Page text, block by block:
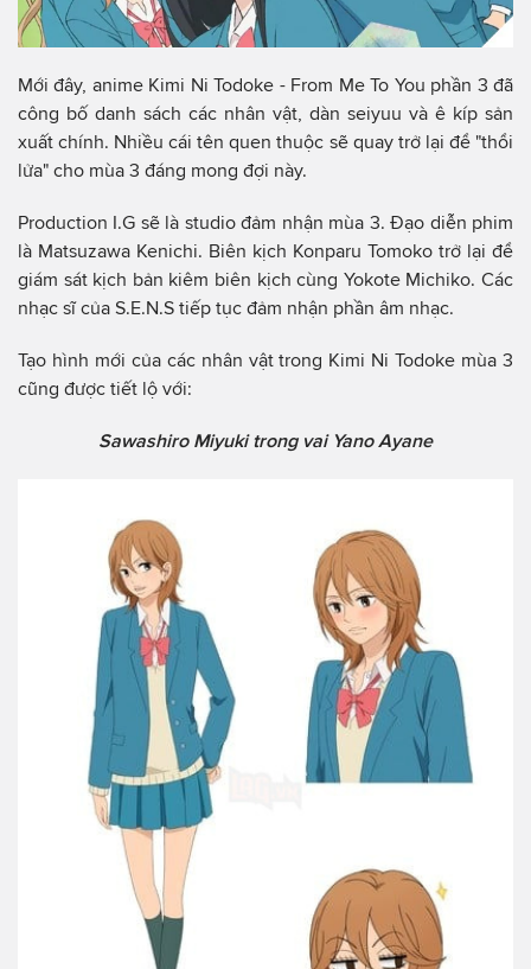
Mới đây, anime Kimi Ni Todoke - From Me To You phần 3 đã
công bố danh sách các nhân vật, dàn seiyuu và ê kíp sản
xuất chính. Nhiều cái tên quen thuộc sẽ quay trở lại để "thổi
lửa" cho mùa 3 đáng mong đợi này.
Production I.G sẽ là studio đảm nhận mùa 3. Đạo diễn phim
là Matsuzawa Kenichi. Biên kịch Konparu Tomoko trở lại để
giám sát kịch bản kiêm biên kịch cùng Yokote Michiko. Các
nhạc sĩ của S.E.N.S tiếp tục đảm nhận phần âm nhạc.
Tạo hình mới của các nhân vật trong Kimi Ni Todoke mùa 3
cũng được tiết lộ với:
Sawashiro Miyuki trong vai Yano Ayane